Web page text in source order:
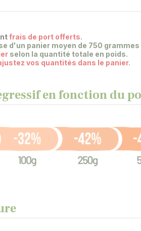
frais de port offerts.
d'un panier moyen de 750
selon la quantité totale en poids.
vos quantités dans le panier.
en fonction du